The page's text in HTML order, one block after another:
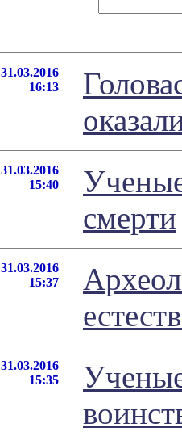
31.03.2016
16:13
31.03.2016
15:40
смерти
31.03.2016
15:37
31.03.2016
15:35